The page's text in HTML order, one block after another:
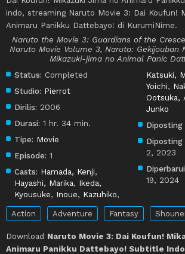
indo, streaming Naruto Movie 3: Dai Koufun!
Animaru Panikku Dattebayo! di KurumiNime.
Naruto the Movie 3: Guardians of the
Naruto Movie Volume 3, Naruto: Gekijouban
Mikazuki-jima no Animal Panic
Status: Completed
Studio: Pierrot
Dirilis: 2006
Durasi: 1 hr. 34 min.
Tipe: Movie
Episode: 1
Casts: Hamada, Kenji,
Hayashi, Marika, Ikeda,
Kyousuke, Inoue, Kazuhiko,
Katsuki,
Yoichi,
Ootsuka,
Junko
Diposting
Diposting
2, 2023
19, 2024
Action Adventure Fantasy
Download Naruto Movie 3: Dai Koufun!
Animaru Panikku Dattebayo! Subtitle